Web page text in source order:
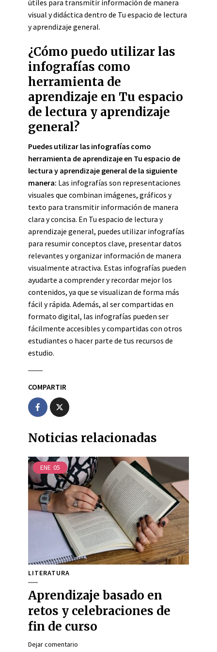
útiles para transmitir información de manera
visual y didáctica dentro de Tu espacio de lectura
y aprendizaje general.
¿Cómo puedo utilizar las
infografías como
herramienta de
aprendizaje en Tu espacio
de lectura y aprendizaje
general?
Puedes utilizar las infografías como
herramienta de aprendizaje en Tu espacio de
lectura y aprendizaje general de la siguiente
manera: Las infografías son representaciones
visuales que combinan imágenes, gráficos y
texto para transmitir información de manera
clara y concisa. En Tu espacio de lectura y
aprendizaje general, puedes utilizar infografías
para resumir conceptos clave, presentar datos
relevantes y organizar información de manera
visualmente atractiva. Estas infografías pueden
ayudarte a comprender y recordar mejor los
contenidos, ya que se visualizan de forma más
fácil y rápida. Además, al ser compartidas en
formato digital, las infografías pueden ser
fácilmente accesibles y compartidas con otros
estudiantes o hacer parte de tus recursos de
estudio.
COMPARTIR
Noticias relacionadas
ENE 05
LITERATURA
Aprendizaje basado en
retos y celebraciones de
fin de curso
Dejar comentario